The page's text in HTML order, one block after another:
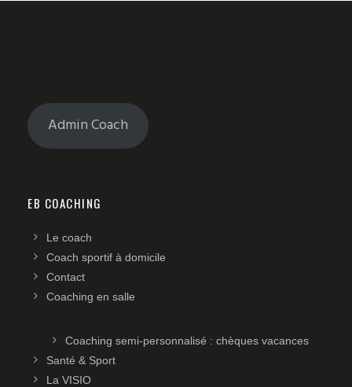
Admin Coach
EB COACHING
Le coach
Coach sportif à domicile
Contact
Coaching en salle
Coaching semi-personnalisé : chèques vacances
Santé & Sport
La VISIO